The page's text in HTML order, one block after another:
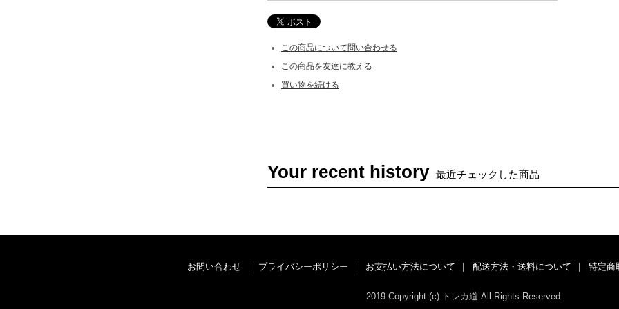
この商品について問い合わせる
この商品を友達に教える
買い物を続ける
Your recent history 最近チェックした商品
お問い合わせ ｜ プライバシーポリシー ｜ お支払い方法について ｜ 配送方法・送料について ｜ 特定商
2019 Copyright (c) トレカ道 All Rights Reserved.